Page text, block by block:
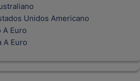
Unidos Americano
A Euro
A Euro